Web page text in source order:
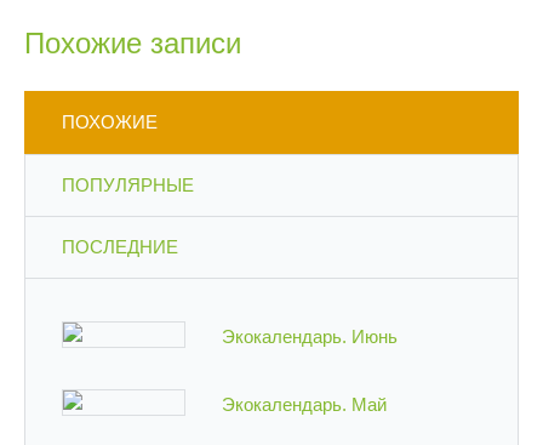
Похожие записи
ПОХОЖИЕ
ПОПУЛЯРНЫЕ
ПОСЛЕДНИЕ
Экокалендарь. Июнь
Экокалендарь. Май